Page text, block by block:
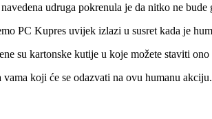
udruga pokrenula je da nitko ne
PC Kupres uvijek izlazi u susret kada je
su kartonske kutije u koje možete staviti
koji će se odazvati na ovu humanu akciju.